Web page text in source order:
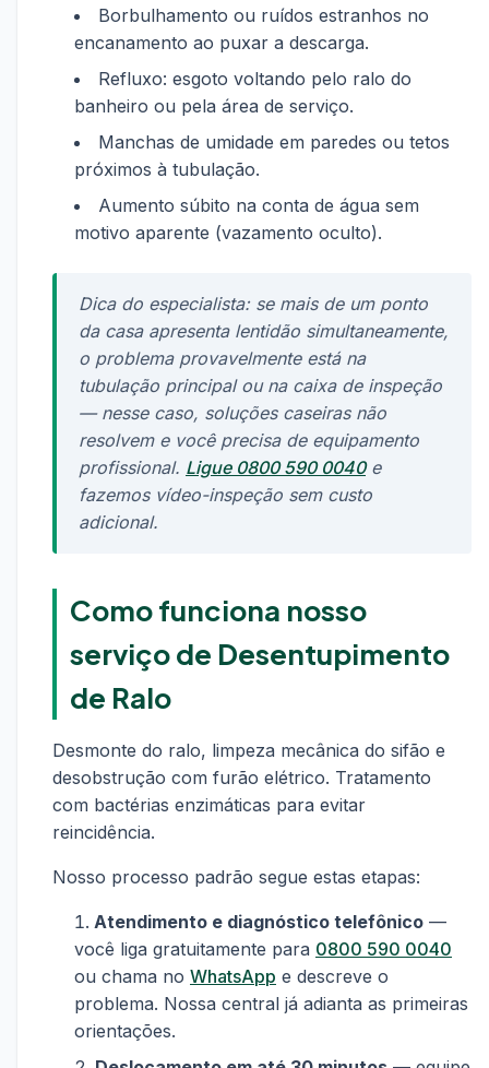
Borbulhamento ou ruídos estranhos no
encanamento ao puxar a descarga.
Refluxo: esgoto voltando pelo ralo do
banheiro ou pela área de serviço.
Manchas de umidade em paredes ou tetos
próximos à tubulação.
Aumento súbito na conta de água sem
motivo aparente (vazamento oculto).
Dica do especialista: se mais de um ponto
da casa apresenta lentidão simultaneamente,
o problema provavelmente está na
tubulação principal ou na caixa de inspeção
— nesse caso, soluções caseiras não
resolvem e você precisa de equipamento
profissional. Ligue 0800 590 0040e
fazemos vídeo-inspeção sem custo
adicional.
Como funciona nosso
serviço de Desentupimento
de Ralo
Desmonte do ralo, limpeza mecânica do sifão e
desobstrução com furão elétrico. Tratamento
com bactérias enzimáticas para evitar
reincidência.
Nosso processo padrão segue estas etapas:
Atendimento e diagnóstico telefônico —
você liga gratuitamente para 0800 590 0040
ou chama no WhatsApp e descreve o
problema. Nossa central já adianta as primeiras
orientações.